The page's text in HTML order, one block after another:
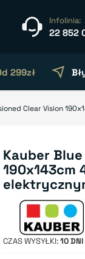
Infolinia:
22 852
299zł
Clear Vision
Kauber
190x143cm
CZAS WYSYŁKI 10 DNI